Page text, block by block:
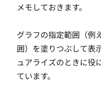
メモしておきます。
グラフの指定範囲（例
囲）を塗りつぶして表
ュアライズのときに役
ています。